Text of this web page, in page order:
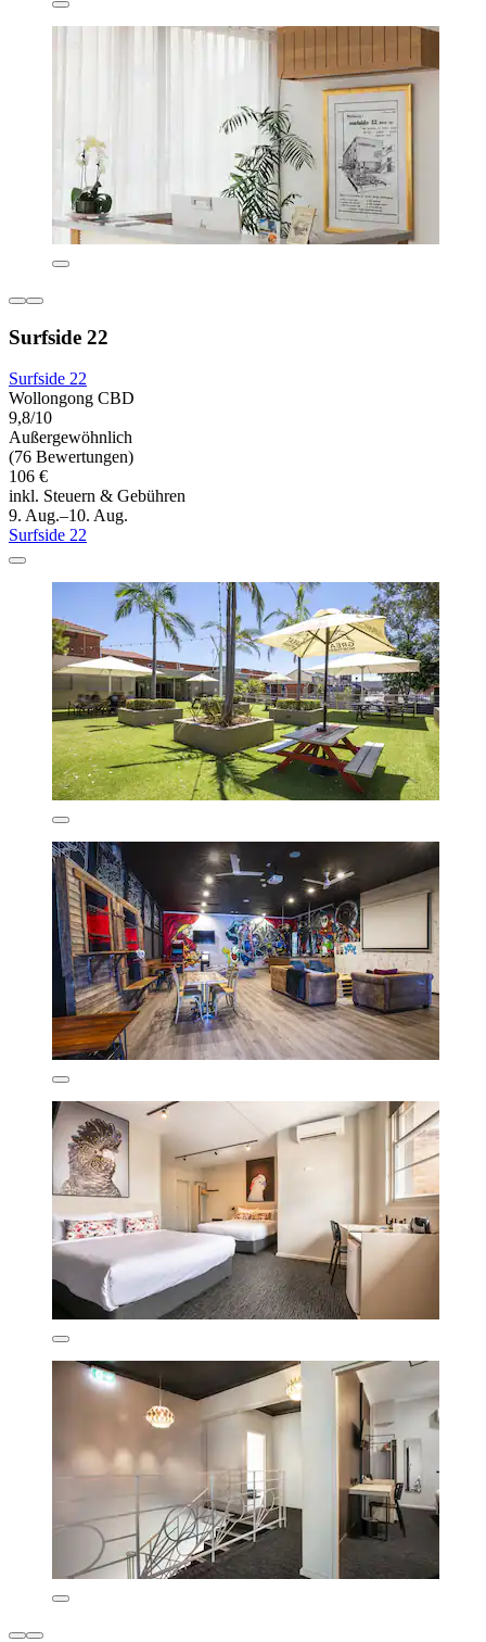
Surfside 22
Surfside 22
Wollongong CBD
9,8/10
Außergewöhnlich
(76 Bewertungen)
106 €
inkl. Steuern & Gebühren
9. Aug.–10. Aug.
Surfside 22